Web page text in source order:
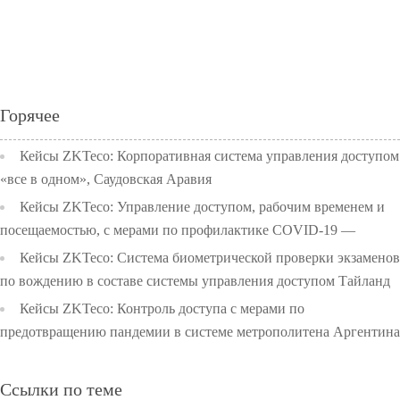
Горячее
Кейсы ZKTeco: Корпоративная система управления доступом
«все в одном», Саудовская Аравия
Кейсы ZKTeco: Управление доступом, рабочим временем и
посещаемостью, с мерами по профилактике COVID-19 —
Начальная школа университета Чулалонгкорн, Тайланд
Кейсы ZKTeco: Система биометрической проверки экзаменов
по вождению в составе системы управления доступом Тайланд
Кейсы ZKTeco: Контроль доступа с мерами по
предотвращению пандемии в системе метрополитена Аргентина
Ссылки по теме